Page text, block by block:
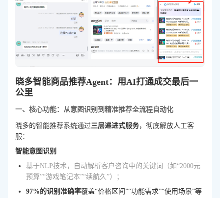
晓多智能商品推荐Agent：用AI打通成交最后一
公里
一、核心功能：从意图识别到精准推荐全流程自动化
晓多的智能推荐系统通过三层递进式服务，彻底解放人工客
服：
智能意图识别
基于NLP技术，自动解析客户咨询中的关键词（如“2000元
预算”“游戏笔记本”“续航久”）；
97%的识别准确率覆盖“价格区间”“功能需求”“使用场景”等